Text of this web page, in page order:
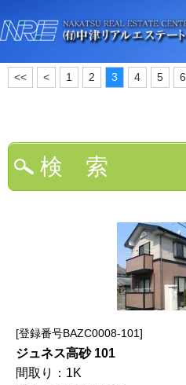
<< < 1 2 3 4 5 6
検 索
登録番号BAZC0008-101
ジュネス高砂 101
1K